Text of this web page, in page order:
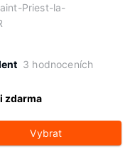
Priest-la-
3 hodnoceních
zdarma
Vybrat